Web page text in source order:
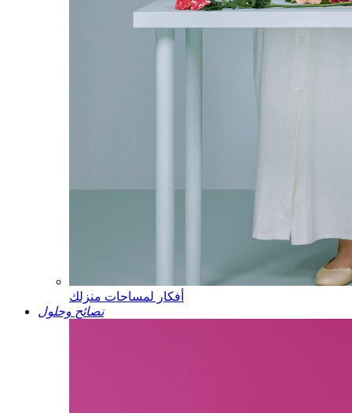
أفكار لمساحات منزلك
نصائح وحلول